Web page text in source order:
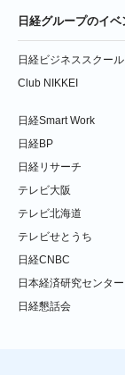
日経グループのイベ
日経ビジネススクール
Club NIKKEI
日経Smart Work
日経BP
日経リサーチ
テレビ大阪
テレビ北海道
テレビせとうち
日経CNBC
日本経済研究センター
日経懇話会